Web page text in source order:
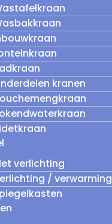
kranen
verlichting
/ verwarming